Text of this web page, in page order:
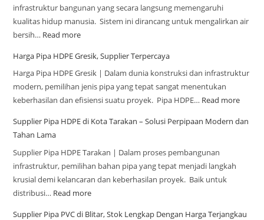
infrastruktur bangunan yang secara langsung memengaruhi
kualitas hidup manusia. Sistem ini dirancang untuk mengalirkan air
bersih… Read more
Harga Pipa HDPE Gresik, Supplier Terpercaya
Harga Pipa HDPE Gresik | Dalam dunia konstruksi dan infrastruktur
modern, pemilihan jenis pipa yang tepat sangat menentukan
keberhasilan dan efisiensi suatu proyek. Pipa HDPE… Read more
Supplier Pipa HDPE di Kota Tarakan – Solusi Perpipaan Modern dan
Tahan Lama
Supplier Pipa HDPE Tarakan | Dalam proses pembangunan
infrastruktur, pemilihan bahan pipa yang tepat menjadi langkah
krusial demi kelancaran dan keberhasilan proyek. Baik untuk
distribusi… Read more
Supplier Pipa PVC di Blitar, Stok Lengkap Dengan Harga Terjangkau